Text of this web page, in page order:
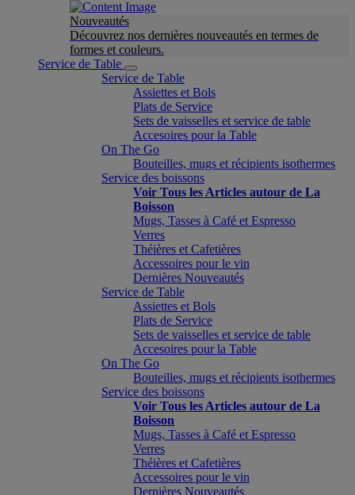
Nouveautés
Découvrez nos dernières nouveautés en termes de
formes et couleurs.
Service de Table
Service de Table
Assiettes et Bols
Plats de Service
Sets de vaisselles et service de table
Accesoires pour la Table
On The Go
Bouteilles, mugs et récipients isothermes
Service des boissons
Voir Tous les Articles autour de La
Boisson
Mugs, Tasses à Café et Espresso
Verres
Théières et Cafetières
Accessoires pour le vin
Dernières Nouveautés
Service de Table
Assiettes et Bols
Plats de Service
Sets de vaisselles et service de table
Accesoires pour la Table
On The Go
Bouteilles, mugs et récipients isothermes
Service des boissons
Voir Tous les Articles autour de La
Boisson
Mugs, Tasses à Café et Espresso
Verres
Théières et Cafetières
Accessoires pour le vin
Dernières Nouveautés